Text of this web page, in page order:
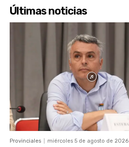
Últimas noticias
Provinciales miércoles 5 de agosto de 2026